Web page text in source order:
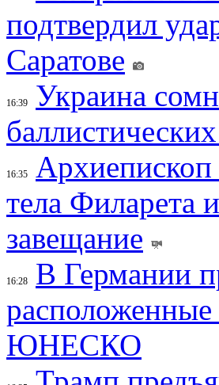
подтвердил
Саратове
16:39
Украина
16:35
тела Филарета
завещание
16:28
В Германии
ЮНЕСКО